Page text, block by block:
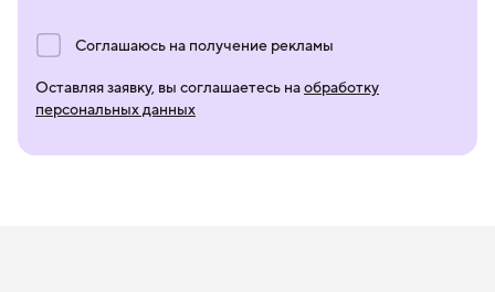
Соглашаюсь на получение рекламы
Оставляя заявку, вы соглашаетесь наобработку
персональных данных